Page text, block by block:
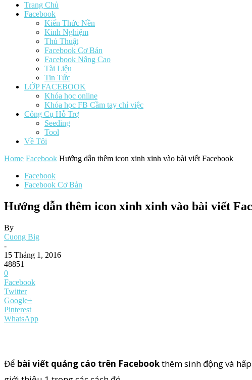
Trang Chủ
Facebook
Kiến Thức Nền
Kinh Nghiệm
Thủ Thuật
Facebook Cơ Bản
Facebook Nâng Cao
Tài Liệu
Tin Tức
LỚP FACEBOOK
Khóa học online
Khóa học FB Cầm tay chỉ việc
Công Cụ Hỗ Trợ
Seeding
Tool
Về Tôi
Home Facebook Hướng dẫn thêm icon xinh xinh vào bài viết Facebook
Facebook
Facebook Cơ Bản
Hướng dẫn thêm icon xinh xinh vào bài viết
By
Cuong Big
-
15 Tháng 1, 2016
48851
0
Facebook
Twitter
Google+
Pinterest
WhatsApp
Để bài viết quảng cáo trên Facebookthêm sinh động và